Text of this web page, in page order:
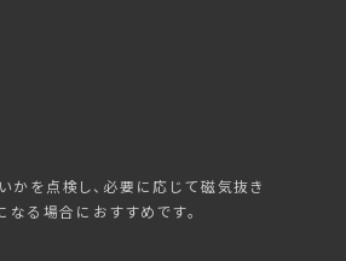
を点検し、必要に応じて磁気抜き
る場合におすすめです。